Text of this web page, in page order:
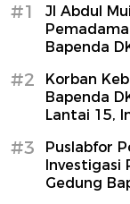
#1
Jl Abdul
Bapenda
#2
Korban
Bapenda
Lantai 15,
#3
Puslabfor
Investigasi
Gedung